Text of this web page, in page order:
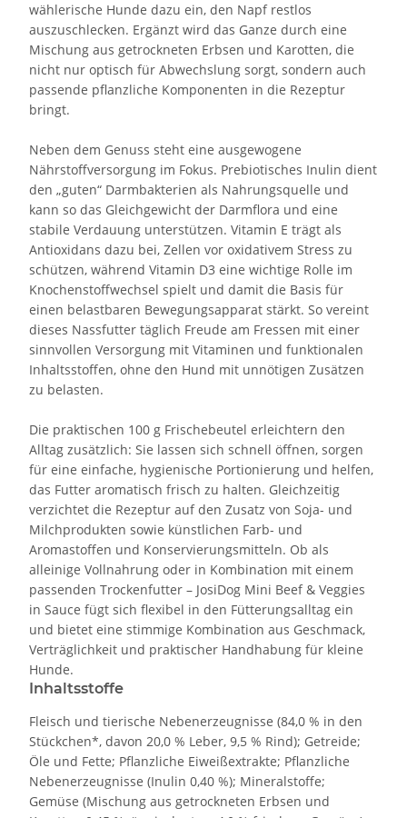
wählerische Hunde dazu ein, den Napf restlos
auszuschlecken. Ergänzt wird das Ganze durch eine
Mischung aus getrockneten Erbsen und Karotten, die
nicht nur optisch für Abwechslung sorgt, sondern auch
passende pflanzliche Komponenten in die Rezeptur
bringt.
Neben dem Genuss steht eine ausgewogene
Nährstoffversorgung im Fokus. Prebiotisches Inulin dient
den „guten“ Darmbakterien als Nahrungsquelle und
kann so das Gleichgewicht der Darmflora und eine
stabile Verdauung unterstützen. Vitamin E trägt als
Antioxidans dazu bei, Zellen vor oxidativem Stress zu
schützen, während Vitamin D3 eine wichtige Rolle im
Knochenstoffwechsel spielt und damit die Basis für
einen belastbaren Bewegungsapparat stärkt. So vereint
dieses Nassfutter täglich Freude am Fressen mit einer
sinnvollen Versorgung mit Vitaminen und funktionalen
Inhaltsstoffen, ohne den Hund mit unnötigen Zusätzen
zu belasten.
Die praktischen 100 g Frischebeutel erleichtern den
Alltag zusätzlich: Sie lassen sich schnell öffnen, sorgen
für eine einfache, hygienische Portionierung und helfen,
das Futter aromatisch frisch zu halten. Gleichzeitig
verzichtet die Rezeptur auf den Zusatz von Soja- und
Milchprodukten sowie künstlichen Farb- und
Aromastoffen und Konservierungsmitteln. Ob als
alleinige Vollnahrung oder in Kombination mit einem
passenden Trockenfutter – JosiDog Mini Beef & Veggies
in Sauce fügt sich flexibel in den Fütterungsalltag ein
und bietet eine stimmige Kombination aus Geschmack,
Verträglichkeit und praktischer Handhabung für kleine
Hunde.
Inhaltsstoffe
Fleisch und tierische Nebenerzeugnisse (84,0 % in den
Stückchen*, davon 20,0 % Leber, 9,5 % Rind); Getreide;
Öle und Fette; Pflanzliche Eiweißextrakte; Pflanzliche
Nebenerzeugnisse (Inulin 0,40 %); Mineralstoffe;
Gemüse (Mischung aus getrockneten Erbsen und